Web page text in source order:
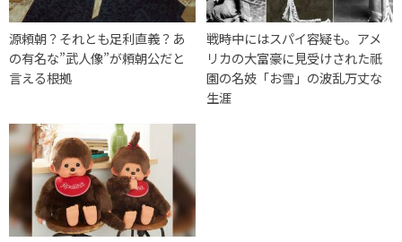
源頼朝？それとも足利直義？あ
の有名な”武人像”が頼朝公だと
言える根拠
戦時中にはスパイ容疑も。アメ
リカの大富豪に見受けされた祇
園の名妓「お雪」の波乱万丈な
生涯